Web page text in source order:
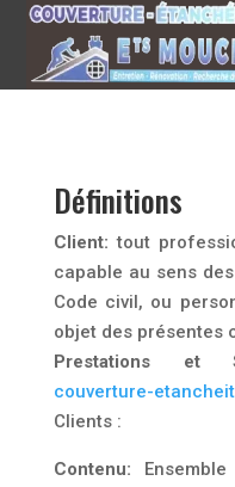
Définitions
Client: tout
capable au sens
Code civil, ou
objet des présentes
Prestations et
couverture-
Clients :
Contenu: